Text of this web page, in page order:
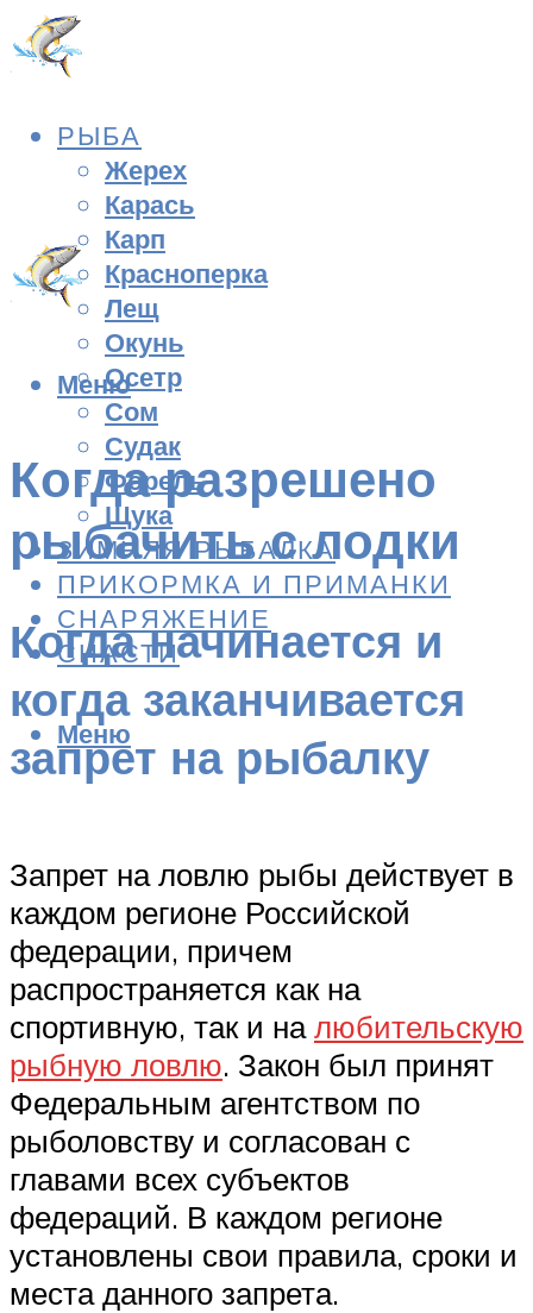
РЫБА
Жерех
Карась
Карп
Красноперка
Лещ
Окунь
Осетр
Сом
Судак
Форель
Щука
ЗИМНЯЯ РЫБАЛКА
ПРИКОРМКА И ПРИМАНКИ
СНАРЯЖЕНИЕ
СНАСТИ
Меню
Меню
Когда разрешено
рыбачить с лодки
Когда начинается и
когда заканчивается
запрет на рыбалку
Запрет на ловлю рыбы действует в
каждом регионе Российской
федерации, причем
распространяется как на
спортивную, так и налюбительскую
рыбную ловлю. Закон был принят
Федеральным агентством по
рыболовству и согласован с
главами всех субъектов
федераций. В каждом регионе
установлены свои правила, сроки и
места данного запрета.